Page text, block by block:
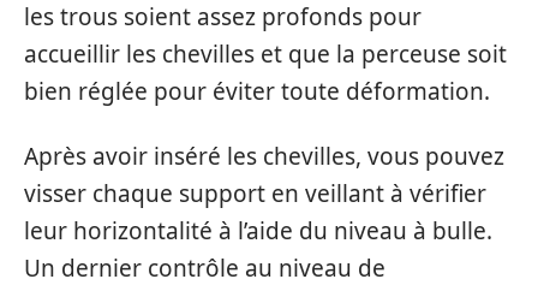
les trous soient assez profonds pour
accueillir les chevilles et que la perceuse soit
bien réglée pour éviter toute déformation.
Après avoir inséré les chevilles, vous pouvez
visser chaque support en veillant à vérifier
leur horizontalité à l’aide du niveau à bulle.
Un dernier contrôle au niveau de